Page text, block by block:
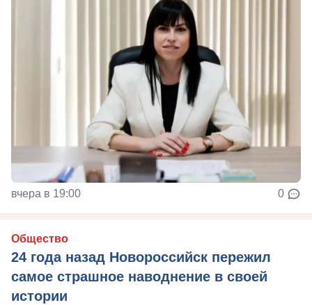
вчера в 19:00 0
Общество
24 года назад Новороссийск пережил
самое страшное наводнение в своей
истории